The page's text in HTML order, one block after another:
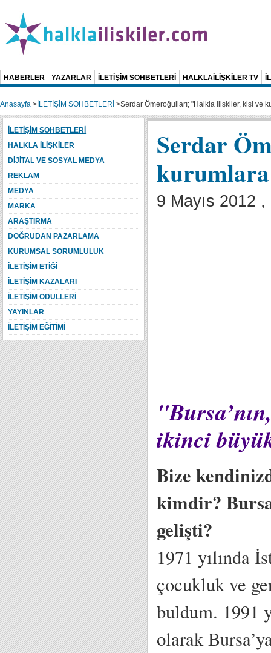
HABERLER YAZARLAR İLETİŞİM SOHBETLERİ HALKLAİLİŞKİLER TV
Anasayfa > İLETİŞİM SOHBETLERİ >Serdar Ömeroğulları; "Halkla ilişkiler, kişi ve
Serdar
9 Mayıs 2012
ikinci
Bize
kimdir?
gelişti?
1971 yılında
çocukluk ve
buldum. 1991
olarak
İLETİŞİM SOHBETLERİ
HALKLA İLİŞKİLER
DİJİTAL VE SOSYAL MEDYA
REKLAM
MEDYA
MARKA
ARAŞTIRMA
DOĞRUDAN PAZARLAMA
KURUMSAL SORUMLULUK
İLETİŞİM ETİĞİ
İLETİŞİM KAZALARI
İLETİŞİM ÖDÜLLERİ
YAYINLAR
İLETİŞİM EĞİTİMİ